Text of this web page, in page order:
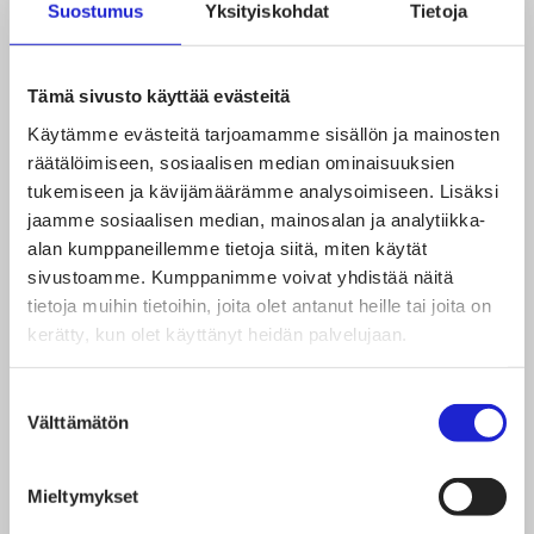
Suostumus Yksityiskohdat Tietoja
Tämä sivusto käyttää evästeitä
Käytämme evästeitä tarjoamamme sisällön ja mainosten
räätälöimiseen, sosiaalisen median ominaisuuksien
tukemiseen ja kävijämäärämme analysoimiseen. Lisäksi
jaamme sosiaalisen median, mainosalan ja analytiikka-
alan kumppaneillemme tietoja siitä, miten käytät
sivustoamme. Kumppanimme voivat yhdistää näitä
tietoja muihin tietoihin, joita olet antanut heille tai joita on
kerätty, kun olet käyttänyt heidän palvelujaan.
valinta
Välttämätön
Mieltymykset
vartalon mittausmenetelmät
SFS-EN 13402-2:2002 Vaatetuksen
kokomerkintä. Osa 2: Ensisijaiset ja
toissijaiset mitat
SFS-EN 13402-3:2017:en Size designation of
clothes. Part 3: Size labelling based on body
measurements and intervals
Standardeja voi ostaa
Käyttö- ja säilytysohje